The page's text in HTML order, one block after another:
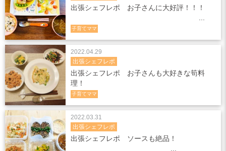
出張シェフレポ お子さんに大好評！！！
子育てママ
出張シェフレポ お子さんも大好きな筍料
理！
出張シェフレポ
2022.04.29
子育てママ
出張シェフレポ ソースも絶品！
出張シェフレポ
2022.03.31